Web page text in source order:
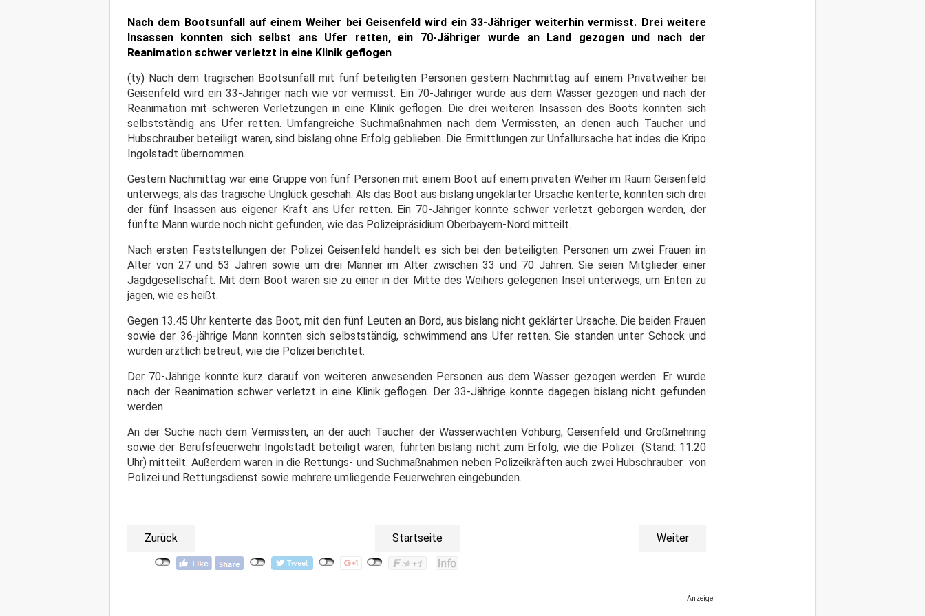
Nach dem Bootsunfall auf einem Weiher bei Geisenfeld wird ein 33-Jähriger weiterhin vermisst. Drei weitere
Insassen konnten sich selbst ans Ufer retten, ein 70-Jähriger wurde an Land gezogen und nach der
Reanimation schwer verletzt in eine Klinik geflogen
(ty) Nach dem tragischen Bootsunfall mit fünf beteiligten Personen gestern Nachmittag auf einem Privatweiher bei
Geisenfeld wird ein 33-Jähriger nach wie vor vermisst. Ein 70-Jähriger wurde aus dem Wasser gezogen und nach der
Reanimation mit schweren Verletzungen in eine Klinik geflogen. Die drei weiteren Insassen des Boots konnten sich
selbstständig ans Ufer retten. Umfangreiche Suchmaßnahmen nach dem Vermissten, an denen auch Taucher und
Hubschrauber beteiligt waren, sind bislang ohne Erfolg geblieben. Die Ermittlungen zur Unfallursache hat indes die Kripo
Ingolstadt übernommen.
Gestern Nachmittag war eine Gruppe von fünf Personen mit einem Boot auf einem privaten Weiher im Raum Geisenfeld
unterwegs, als das tragische Unglück geschah. Als das Boot aus bislang ungeklärter Ursache kenterte, konnten sich drei
der fünf Insassen aus eigener Kraft ans Ufer retten. Ein 70-Jähriger konnte schwer verletzt geborgen werden, der
fünfte Mann wurde noch nicht gefunden, wie das Polizeipräsidium Oberbayern-Nord mitteilt.
Nach ersten Feststellungen der Polizei Geisenfeld handelt es sich bei den beteiligten Personen um zwei Frauen im
Alter von 27 und 53 Jahren sowie um drei Männer im Alter zwischen 33 und 70 Jahren. Sie seien Mitglieder einer
Jagdgesellschaft. Mit dem Boot waren sie zu einer in der Mitte des Weihers gelegenen Insel unterwegs, um Enten zu
jagen, wie es heißt.
Gegen 13.45 Uhr kenterte das Boot, mit den fünf Leuten an Bord, aus bislang nicht geklärter Ursache. Die beiden Frauen
sowie der 36-jährige Mann konnten sich selbstständig, schwimmend ans Ufer retten. Sie standen unter Schock und
wurden ärztlich betreut, wie die Polizei berichtet.
Der 70-Jährige konnte kurz darauf von weiteren anwesenden Personen aus dem Wasser gezogen werden. Er wurde
nach der Reanimation schwer verletzt in eine Klinik geflogen. Der 33-Jährige konnte dagegen bislang nicht gefunden
werden.
An der Suche nach dem Vermissten, an der auch Taucher der Wasserwachten Vohburg, Geisenfeld und Großmehring
sowie der Berufsfeuerwehr Ingolstadt beteiligt waren, führten bislang nicht zum Erfolg, wie die Polizei (Stand: 11.20
Uhr) mitteilt. Außerdem waren in die Rettungs- und Suchmaßnahmen neben Polizeikräften auch zwei Hubschrauber von
Polizei und Rettungsdienst sowie mehrere umliegende Feuerwehren eingebunden.
Zurück Startseite Weiter
Anzeige